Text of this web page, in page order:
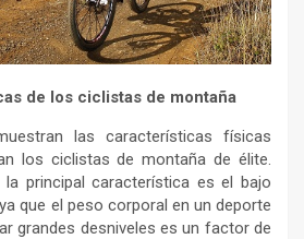
de los ciclistas de montaña
las características físicas
los ciclistas de montaña de élite.
principal característica es el bajo
que el peso corporal en un deporte
grandes desniveles es un factor de